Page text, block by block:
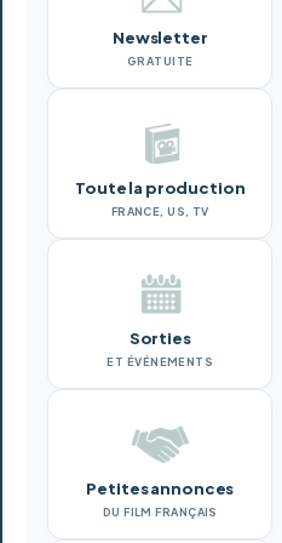
Newsletter
GRATUITE
Toute la production
FRANCE, US, TV
Sorties
ET ÉVÉNEMENTS
Petites annonces
DU FILM FRANÇAIS